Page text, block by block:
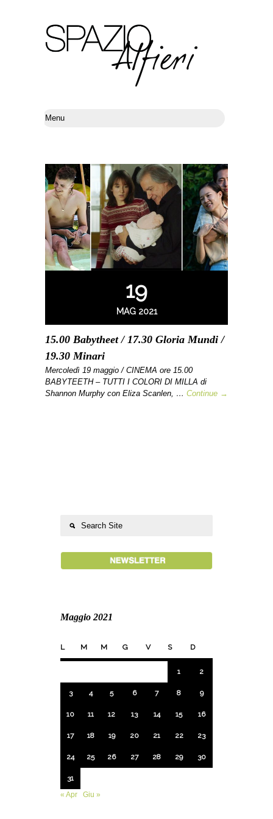
19
MAG 2021
15.00 Babytheet / 17.30 Gloria Mundi /
19.30 Minari
Mercoledì 19 maggio / CINEMA ore 15.00
BABYTEETH – TUTTI I COLORI DI MILLA di
Shannon Murphy con Eliza Scanlen, … Continue →
Maggio 2021
L M M G V S D
1 2
3 4 5 6 7 8 9
10 11 12 13 14 15 16
17 18 19 20 21 22 23
24 25 26 27 28 29 30
31
« Apr
Giu »